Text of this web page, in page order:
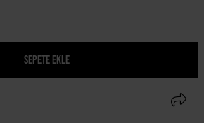
SEPETE EKLE